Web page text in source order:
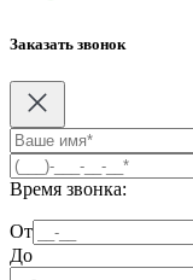
Заказать звонок
Время звонка:
От
До